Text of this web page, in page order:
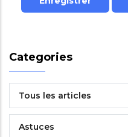
Categories
Tous les articles
Astuces